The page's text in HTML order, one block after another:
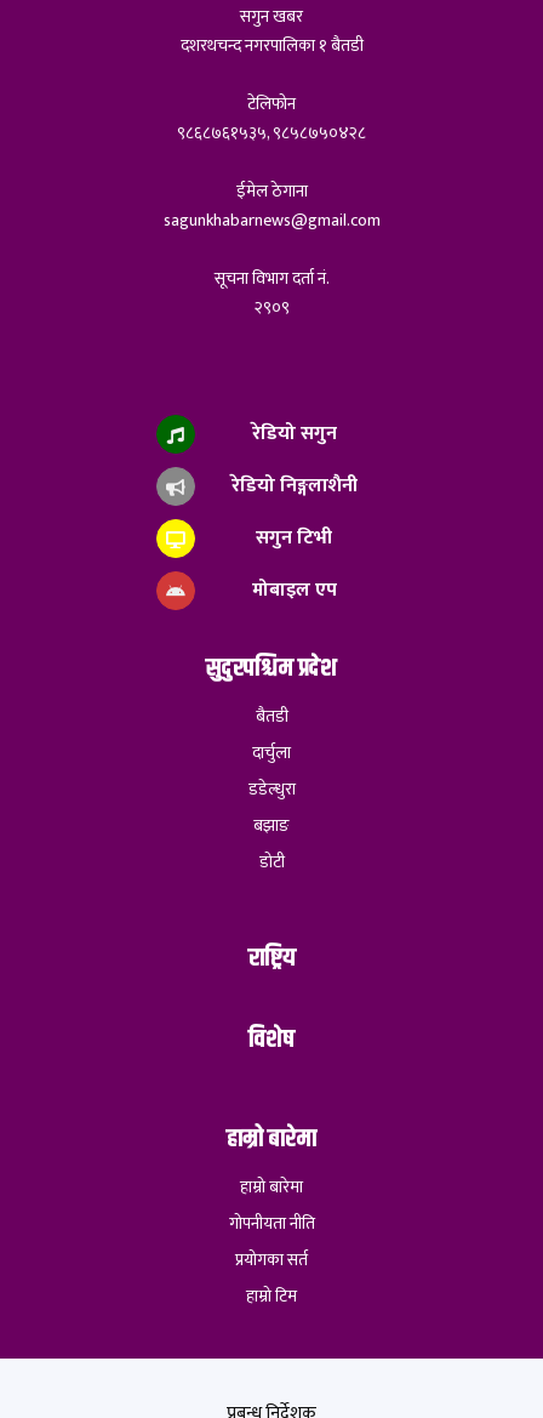
सगुन खबर
दशरथचन्द नगरपालिका १ बैतडी
टेलिफोन
९८६८७६१५३५, ९८५८७५०४२८
ईमेल ठेगाना
sagunkhabarnews@gmail.com
सूचना विभाग दर्ता नं.
२९०९
रेडियो सगुन
रेडियो निङ्गलाशैनी
सगुन टिभी
मोबाइल एप
सुदुरपश्चिम प्रदेश
बैतडी
दार्चुला
डडेल्धुरा
बझाङ
डोटी
राष्ट्रिय
विशेष
हाम्रो बारेमा
हाम्रो बारेमा
गोपनीयता नीति
प्रयोगका सर्त
हाम्रो टिम